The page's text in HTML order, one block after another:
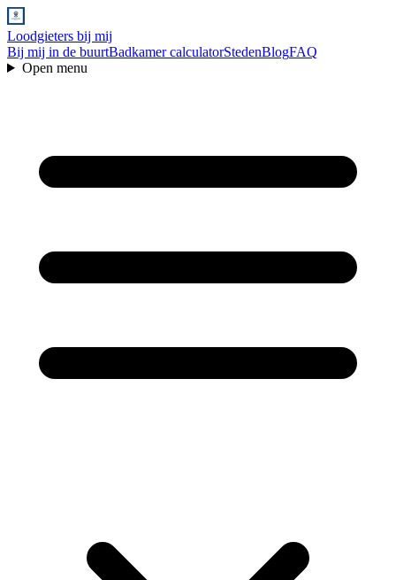
Loodgieters bij mij
Bij mij in de buurtBadkamer calculatorStedenBlogFAQ
Open menu